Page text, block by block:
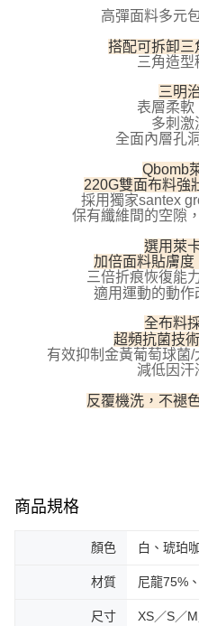
https://aftee.tw/terms/#terms3
３．未成年的使用者請事先徵得法
「AFTEE先享後付」，若未經同意
時審查核予不同之上限額度；若仍
請求用戶進行身份認證。
５．嚴禁一人註冊多個帳號或使用
恩沛科技股份有限公司將有權停止
高彈面料多元
搭配可拆卸三
三角造型
三明
表層柔軟
多刺激
全面內層孔
Qbomb
220G雙面布料強
採用獨家santex
保有纖維間的空隙
選用萊
加倍面料貼膚度
三倍折痕恢復能
適用運動的動
全布料
超頻抗菌技
有效抑制金黃葡萄球菌
減低因汗
反覆機洗，不褪
商品規格
顏色 白、琥珀
材質 尼龍75%
尺寸 XS／S／